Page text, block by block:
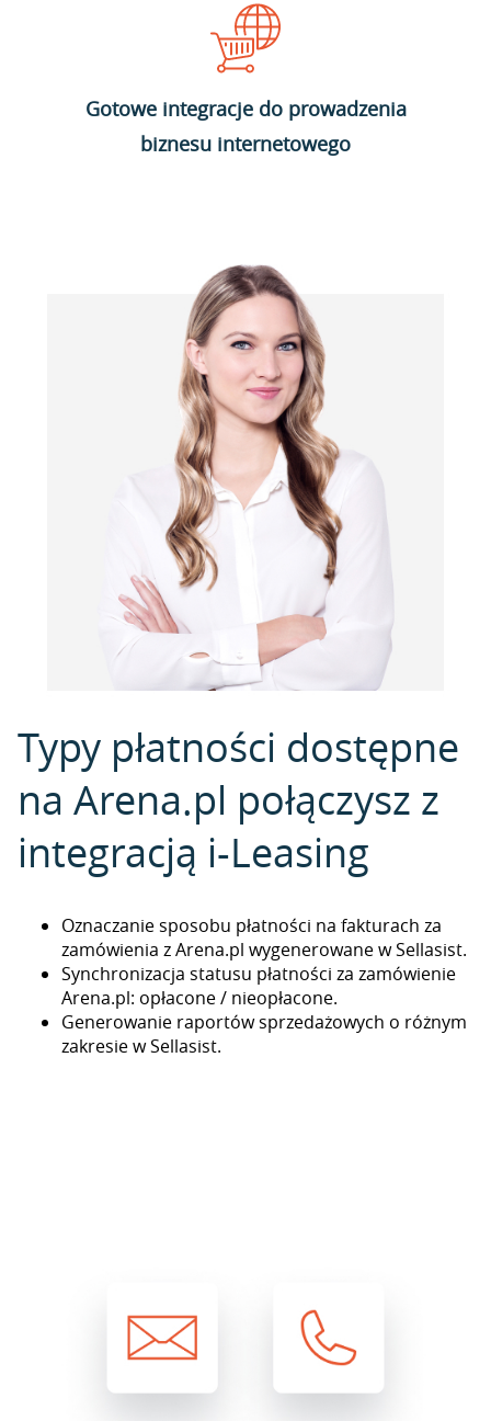
Gotowe integracje do prowadzenia
biznesu internetowego
Typy płatności dostępne
na Arena.pl połączysz z
integracją i-Leasing
Oznaczanie sposobu płatności na fakturach za
zamówienia z Arena.pl wygenerowane w Sellasist.
Synchronizacja statusu płatności za zamówienie
Arena.pl: opłacone / nieopłacone.
Generowanie raportów sprzedażowych o różnym
zakresie w Sellasist.